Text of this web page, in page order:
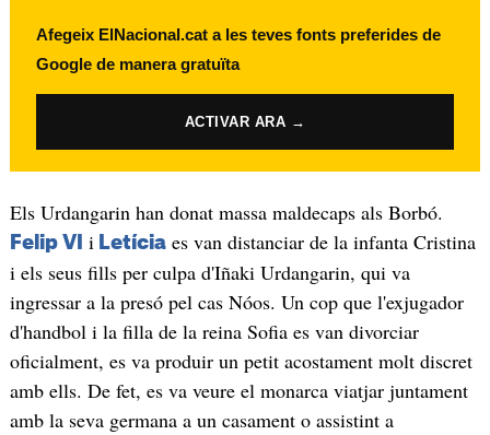
Afegeix ElNacional.cat a les teves fonts preferides de
Google de manera gratuïta
ACTIVAR ARA →
Els Urdangarin han donat massa maldecaps als Borbó.
Felip VI i Letíciaes van distanciar de la infanta Cristina
i els seus fills per culpa d'Iñaki Urdangarin, qui va
ingressar a la presó pel cas Nóos. Un cop que l'exjugador
d'handbol i la filla de la reina Sofia es van divorciar
oficialment, es va produir un petit acostament molt discret
amb ells. De fet, es va veure el monarca viatjar juntament
amb la seva germana a un casament o assistint a